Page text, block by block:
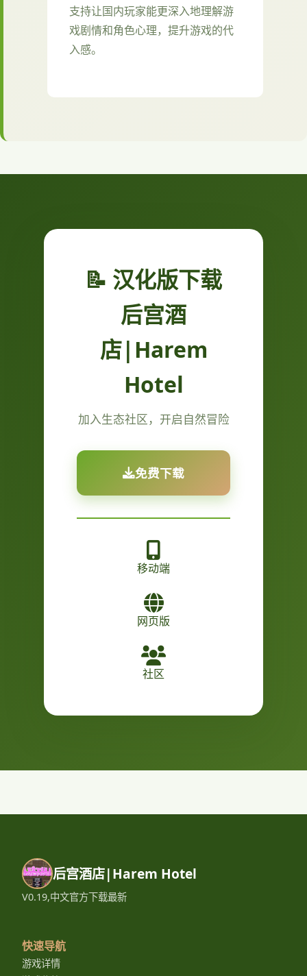
支持让国内玩家能更深入地理解游
戏剧情和角色心理，提升游戏的代
入感。
📝 汉化版下载
后宫酒
店|Harem
Hotel
加入生态社区，开启自然冒险
免费下载
移动端
网页版
社区
后宫酒店|Harem Hotel
V0.19,中文官方下载最新
快速导航
游戏详情